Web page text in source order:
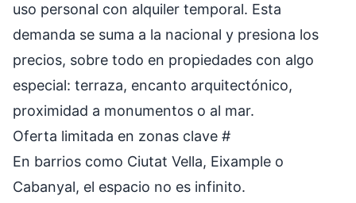
uso personal con alquiler temporal. Esta
demanda se suma a la nacional y presiona los
precios, sobre todo en propiedades con algo
especial: terraza, encanto arquitectónico,
proximidad a monumentos o al mar.
Oferta limitada en zonas clave #
En barrios como Ciutat Vella, Eixample o
Cabanyal, el espacio no es infinito.